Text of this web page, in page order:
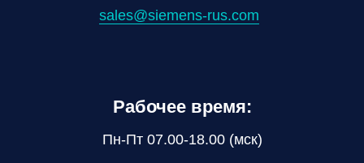
sales@siemens-rus.com
Пн-Пт 07.00-18.00 (мск)
Рабочее время: